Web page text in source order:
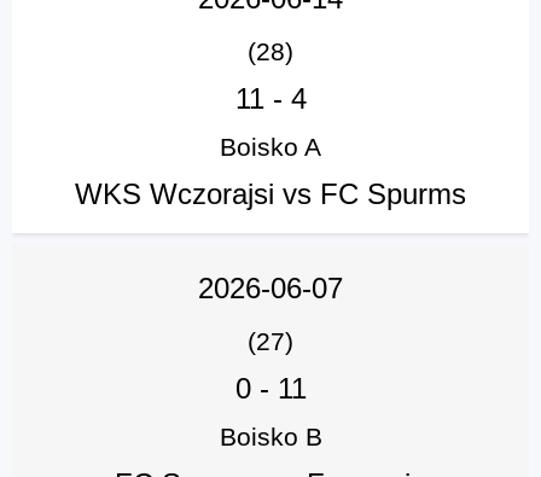
(28)
11- 4
Boisko A
WKS Wczorajsi vs FC Spurms
2026-06-07
(27)
0- 11
Boisko B